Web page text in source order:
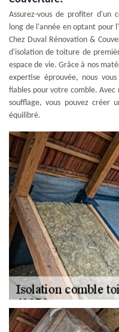
Assurez-vous de profiter d'un
long de l'année en optant pour
Chez Duval Rénovation &
d'isolation de toiture de
espace de vie. Grâce à nos
expertise éprouvée, nous
fiables pour votre comble.
soufflage, vous pouvez créer
équilibré.